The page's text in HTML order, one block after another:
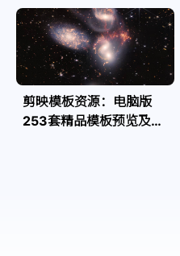
剪映模板资源：电脑版
253套精品模板预览及源